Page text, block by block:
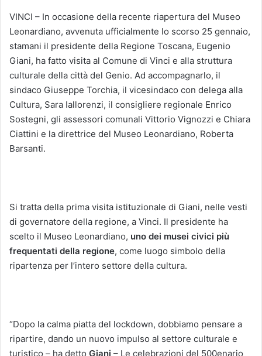
VINCI – In occasione della recente riapertura del Museo
Leonardiano, avvenuta ufficialmente lo scorso 25 gennaio,
stamani il presidente della Regione Toscana, Eugenio
Giani, ha fatto visita al Comune di Vinci e alla struttura
culturale della città del Genio. Ad accompagnarlo, il
sindaco Giuseppe Torchia, il vicesindaco con delega alla
Cultura, Sara Iallorenzi, il consigliere regionale Enrico
Sostegni, gli assessori comunali Vittorio Vignozzi e Chiara
Ciattini e la direttrice del Museo Leonardiano, Roberta
Barsanti.
Si tratta della prima visita istituzionale di Giani, nelle vesti
di governatore della regione, a Vinci. Il presidente ha
scelto il Museo Leonardiano, uno dei musei civici più
frequentati della regione, come luogo simbolo della
ripartenza per l’intero settore della cultura.
“Dopo la calma piatta del lockdown, dobbiamo pensare a
ripartire, dando un nuovo impulso al settore culturale e
turistico – ha detto Giani – Le celebrazioni del 500enario